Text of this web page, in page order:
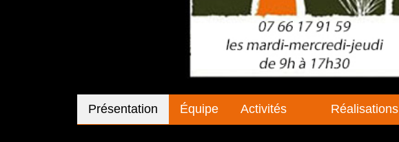
Présentation Équipe Activités Réalisations